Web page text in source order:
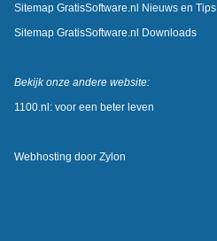
Sitemap GratisSoftware.nl Nieuws en Tips
Sitemap GratisSoftware.nl Downloads
Bekijk onze andere website:
1100.nl: voor een beter leven
Webhosting door Zylon